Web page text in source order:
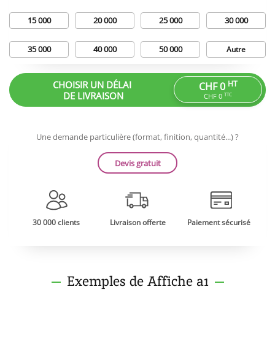
CHF 0 HT
CHF 0 TTC
15 000 20 000 25 000 30 000
35 000 40 000 50 000 Autre
CHOISIR UN DÉLAI
DE LIVRAISON
Une demande particulière (format, finition, quantité...) ?
Devis gratuit
30 000 clients Livraison offerte Paiement sécurisé
Exemples de Affiche a1